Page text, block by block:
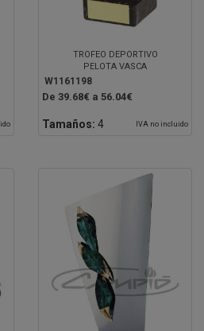
TROFEO DEPORTIVO
PELOTA VASCA
W1161198
De 39.68€ a 56.04€
Tamaños: 4 IVA no incluido